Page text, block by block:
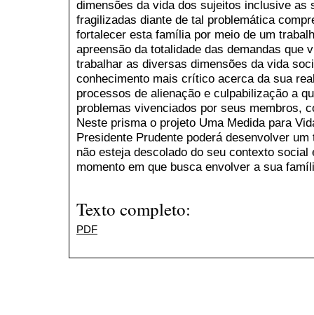
dimensões da vida dos sujeitos inclusive as
fragilizadas diante de tal problemática
fortalecer esta família por meio de um
apreensão da totalidade das demandas que
trabalhar as diversas dimensões da vida
conhecimento mais crítico acerca da sua
processos de alienação e culpabilização a
problemas vivenciados por seus membros,
Neste prisma o projeto Uma Medida para
Presidente Prudente poderá desenvolver
não esteja descolado do seu contexto
momento em que busca envolver a sua
Texto completo:
PDF